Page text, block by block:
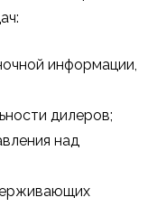
информации,
дилеров;
над